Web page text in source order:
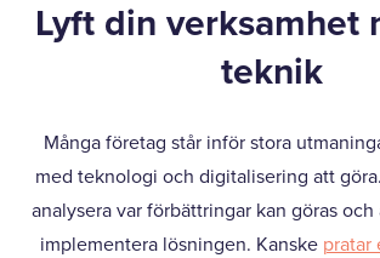
Lyft din verksamhet
teknik
Många företag står inför stora
med teknologi och digitalisering att
analysera var förbättringar kan göras och
implementera lösningen. Kanske pratar